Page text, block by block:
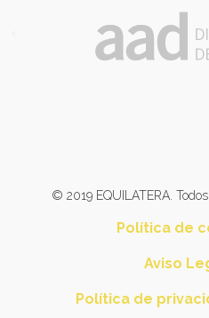
© 2019 EQUILATERA.
Política de
Aviso
Política de